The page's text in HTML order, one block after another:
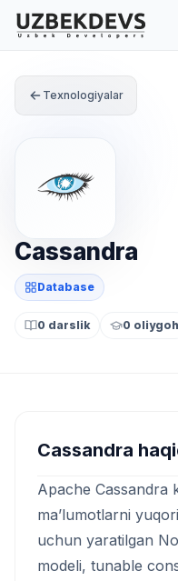
Texnologiyalar
Cassandra
Database
0 darslik 0 oliygoh
Cassandra
Apache Cassandra
ma’lumotlarni
uchun yaratilgan
modeli, tunable